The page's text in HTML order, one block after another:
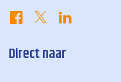
Direct naar